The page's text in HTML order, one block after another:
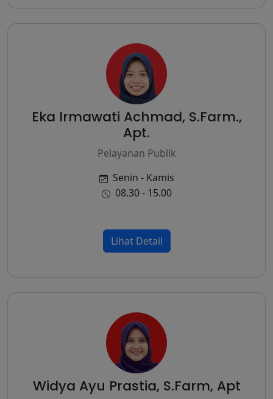
Eka Irmawati Achmad, S.Farm.,
Apt.
Pelayanan Publik
Senin - Kamis
08.30 - 15.00
Lihat Detail
Widya Ayu Prastia, S.Farm, Apt